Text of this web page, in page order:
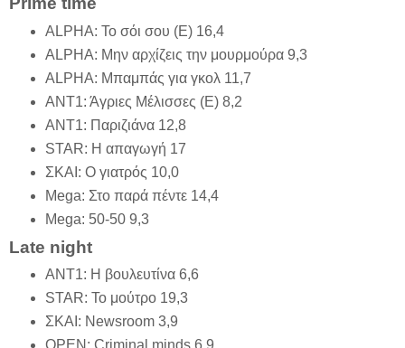
ALPHA: Το σόι σου (Ε) 16,4
ALPHA: Μην αρχίζεις την μουρμούρα 9,3
ALPHA: Μπαμπάς για γκολ 11,7
ΑΝΤ1: Άγριες Μέλισσες (Ε) 8,2
ΑΝΤ1: Παριζιάνα 12,8
STAR: Η απαγωγή 17
ΣΚΑΙ: Ο γιατρός 10,0
Mega: Στο παρά πέντε 14,4
Mega: 50-50 9,3
Late night
AΝΤ1: H βουλευτίνα 6,6
STAR: Το μούτρο 19,3
ΣΚΑΙ: Newsroom 3,9